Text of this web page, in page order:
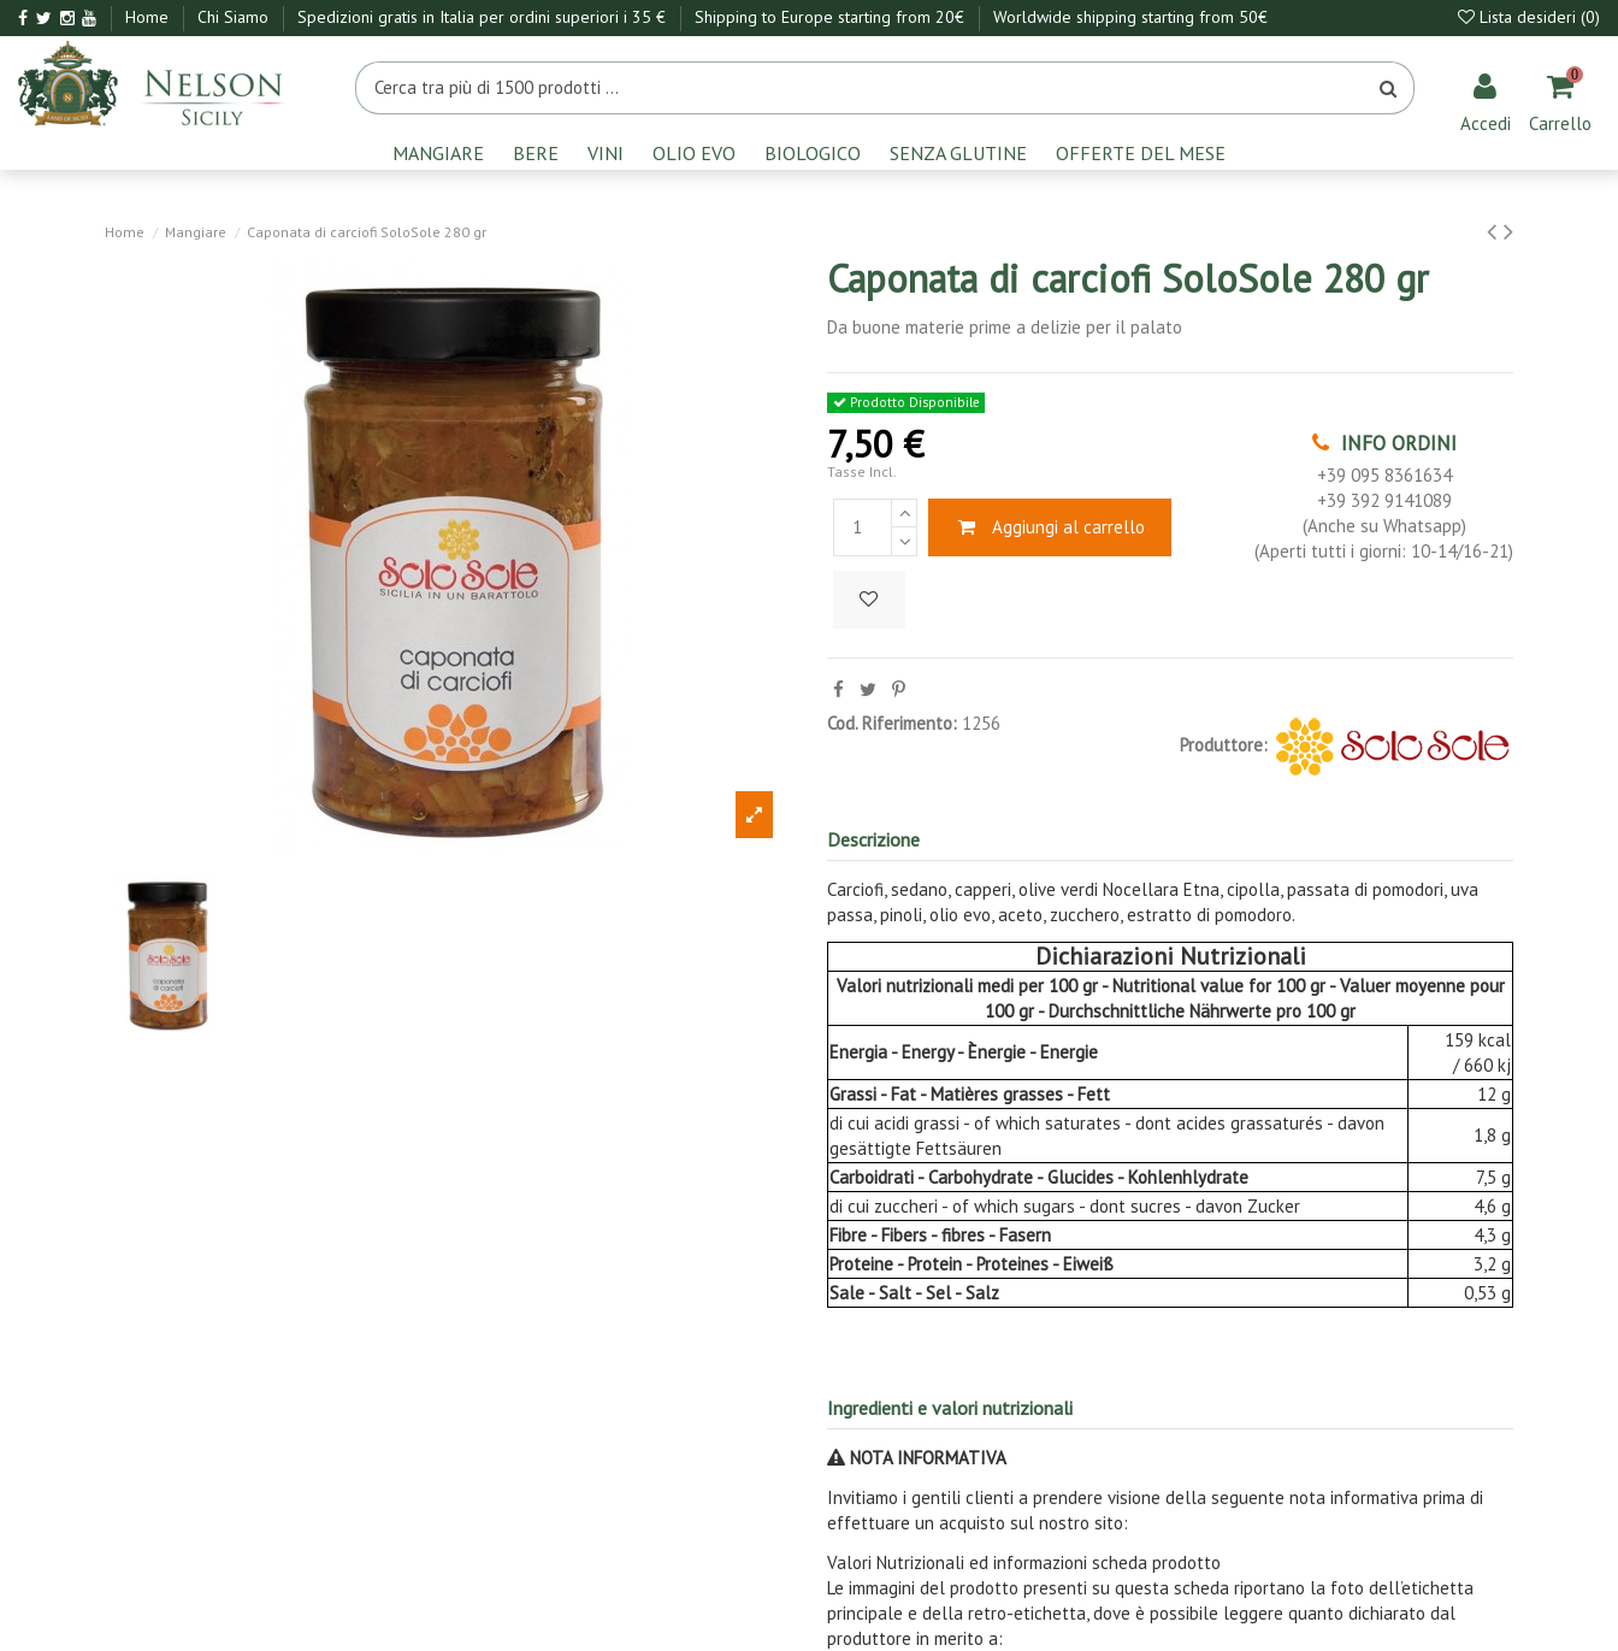
Home Chi Siamo Spedizioni gratis in Italia per ordini superiori i 35 € Shipping to Europe starting from 20€ Worldwide shipping starting from 50€ Lista desideri (0)
Accedi
0
Carrello
MANGIARE BERE VINI OLIO EVO BIOLOGICO SENZA GLUTINE OFFERTE DEL MESE
Home Mangiare Caponata di carciofi SoloSole 280 gr
Caponata di carciofi SoloSole 280 gr
Da buone materie prime a delizie per il palato
Prodotto Disponibile
7,50 €
Tasse Incl.
INFO ORDINI
+39 095 8361634
+39 392 9141089
(Anche su Whatsapp)
(Aperti tutti i giorni: 10-14/16-21)
Aggiungi al carrello
Produttore:
Cod. Riferimento: 1256
Descrizione
Carciofi, sedano, capperi, olive verdi Nocellara Etna, cipolla, passata di pomodori, uva
passa, pinoli, olio evo, aceto, zucchero, estratto di pomodoro.
Dichiarazioni Nutrizionali
Valori nutrizionali medi per 100 gr - Nutritional value for 100 gr - Valuer moyenne pour
100 gr - Durchschnittliche Nährwerte pro 100 gr
Energia - Energy - Ènergie - Energie
159 kcal
/ 660 kj
Grassi - Fat - Matières grasses - Fett
12 g
di cui acidi grassi - of which saturates - dont acides grassaturés - davon
gesättigte Fettsäuren
1,8 g
Carboidrati - Carbohydrate - Glucides - Kohlenhlydrate
7,5 g
di cui zuccheri - of which sugars - dont sucres - davon Zucker
4,6 g
Fibre - Fibers - fibres - Fasern
4,3 g
Proteine - Protein - Proteines - Eiweiß
3,2 g
Sale - Salt - Sel - Salz
0,53 g
Ingredienti e valori nutrizionali
NOTA INFORMATIVA
Invitiamo i gentili clienti a prendere visione della seguente nota informativa prima di
effettuare un acquisto sul nostro sito:
Valori Nutrizionali ed informazioni scheda prodotto
Le immagini del prodotto presenti su questa scheda riportano la foto dell’etichetta
principale e della retro-etichetta, dove è possibile leggere quanto dichiarato dal
produttore in merito a: